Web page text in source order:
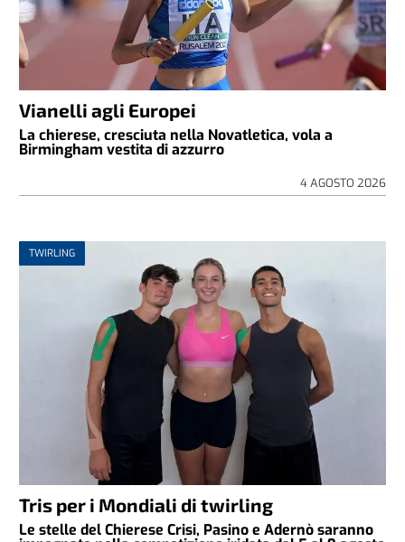
Vianelli agli Europei
La chierese, cresciuta nella Novatletica, vola a
Birmingham vestita di azzurro
4 AGOSTO 2026
TWIRLING
Tris per i Mondiali di twirling
Le stelle del Chierese Crisi, Pasino e Adernò saranno